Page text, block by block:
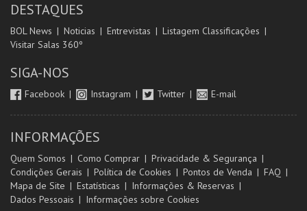
DESTAQUES
BOL News Noticias Entrevistas
Listagem Classificações
Visitar Salas 360º
SIGA-NOS
Facebook Instagram Twitter E-mail
INFORMAÇÕES
Quem Somos Como Comprar
Privacidade & Segurança
Condições Gerais
Política de Cookies Pontos de Venda
FAQ
Mapa de Site
Estatísticas
Informações & Reservas
Dados Pessoais
Informações sobre Cookies